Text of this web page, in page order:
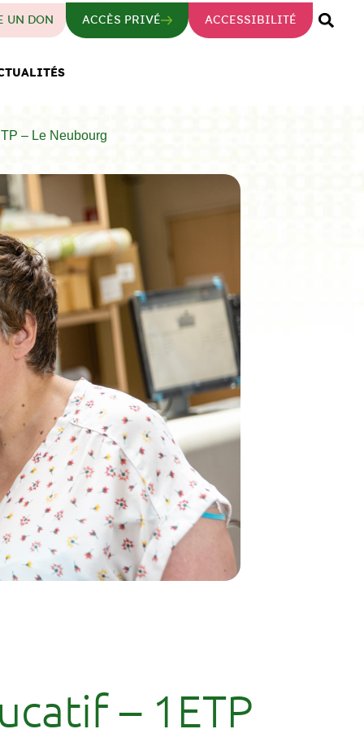
UN DON ACCÈS PRIVÉ ACCESSIBILITÉ
– Le Neubourg
– 1ETP